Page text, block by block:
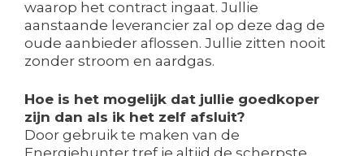
waarop het contract ingaat. Jullie
aanstaande leverancier zal op deze dag de
oude aanbieder aflossen. Jullie zitten nooit
zonder stroom en aardgas.
Hoe is het mogelijk dat jullie goedkoper
zijn dan als ik het zelf afsluit?
Door gebruik te maken van de